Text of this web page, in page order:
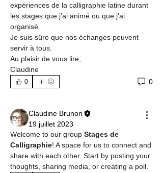
expériences de la calligraphie latine durant
les stages que j'ai animé ou que j'ai
organisé.
Je suis sûre que nos échanges peuvent
servir à tous.
Au plaisir de vous lire,
Claudine
0 0
Claudine Brunon
19 juillet 2023
Welcome to our group Stages de
Calligraphie! A space for us to connect and
share with each other. Start by posting your
thoughts, sharing media, or creating a poll.